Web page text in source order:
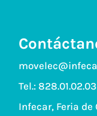
Tel.: 828.01.02.03
Infecar, Feria de